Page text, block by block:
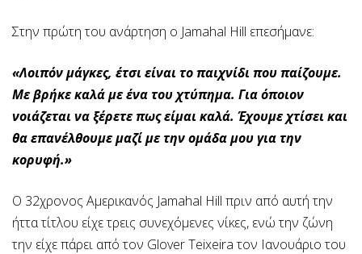
Στην πρώτη του ανάρτηση ο Jamahal Hill επεσήμανε:
«Λοιπόν μάγκες, έτσι είναι το παιχνίδι που παίζουμε.
Με βρήκε καλά με ένα του χτύπημα. Για όποιον
νοιάζεται να ξέρετε πως είμαι καλά. Έχουμε χτίσει και
θα επανέλθουμε μαζί με την ομάδα μου για την
κορυφή.»
O 32χρονος Αμερικανός Jamahal Hill πριν από αυτή την
ήττα τίτλου είχε τρεις συνεχόμενες νίκες, ενώ την ζώνη
την είχε πάρει από τον Glover Teixeira τον Ιανουάριο του